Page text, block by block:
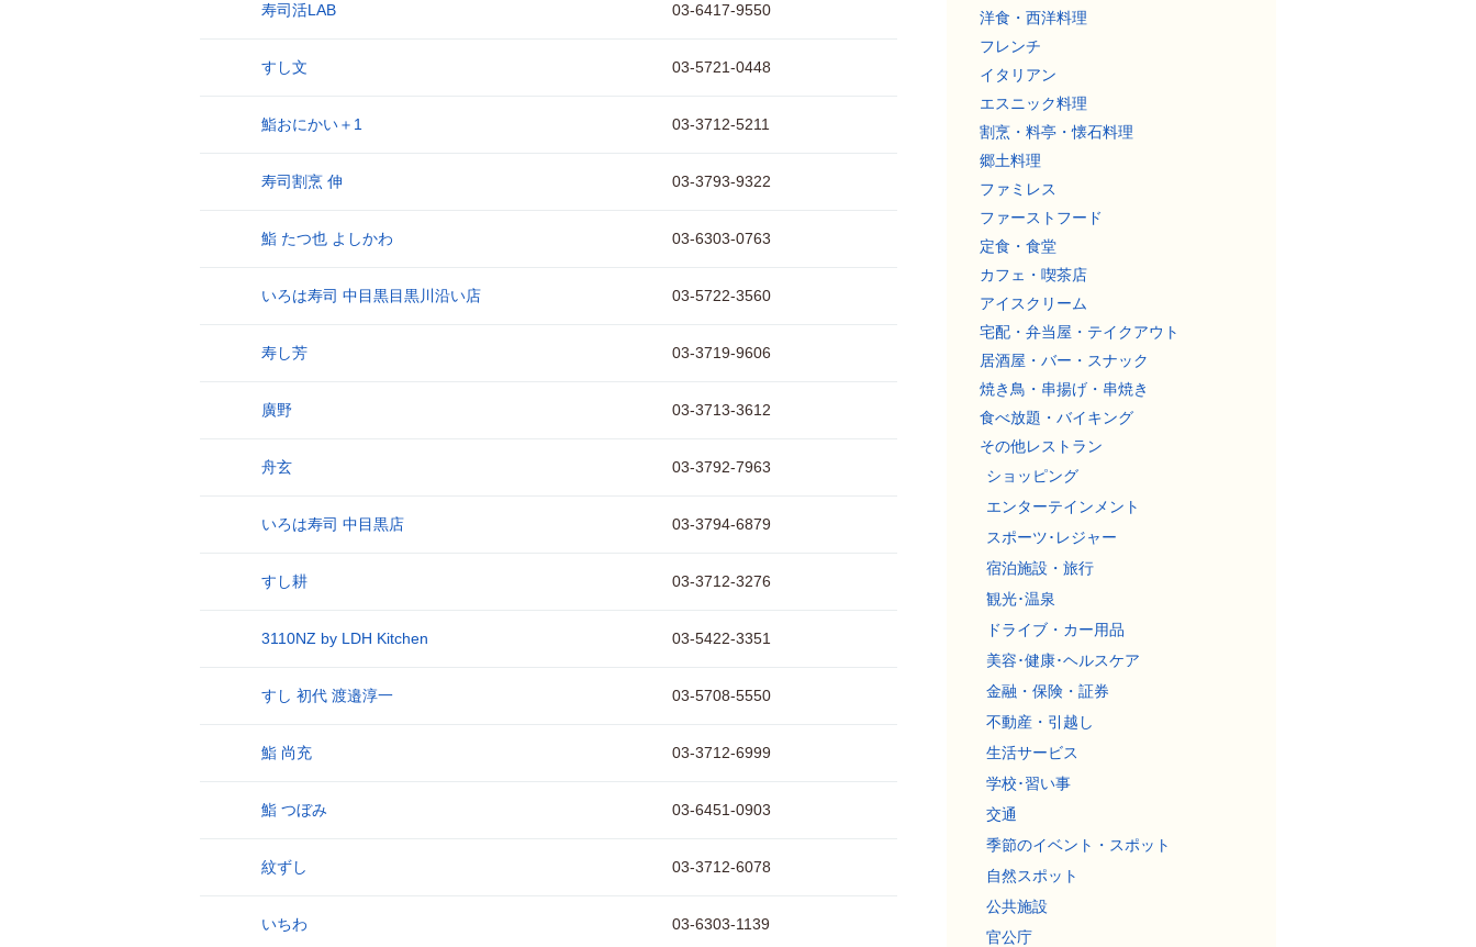
寿司活LAB 03-6417-9550
すし文 03-5721-0448
鮨おにかい＋1 03-3712-5211
寿司割烹 伸 03-3793-9322
鮨 たつ也 よしかわ 03-6303-0763
いろは寿司 中目黒目黒川沿い店 03-5722-3560
寿し芳 03-3719-9606
廣野 03-3713-3612
舟玄 03-3792-7963
いろは寿司 中目黒店 03-3794-6879
すし耕 03-3712-3276
3110NZ by LDH Kitchen 03-5422-3351
すし 初代 渡邉淳一 03-5708-5550
鮨 尚充 03-3712-6999
鮨 つぼみ 03-6451-0903
紋ずし 03-3712-6078
いちわ 03-6303-1139
洋食・西洋料理
フレンチ
イタリアン
エスニック料理
割烹・料亭・懐石料理
郷土料理
ファミレス
ファーストフード
定食・食堂
カフェ・喫茶店
アイスクリーム
宅配・弁当屋・テイクアウト
居酒屋・バー・スナック
焼き鳥・串揚げ・串焼き
食べ放題・バイキング
その他レストラン
ショッピング
エンターテインメント
スポーツ･レジャー
宿泊施設・旅行
観光･温泉
ドライブ・カー用品
美容･健康･ヘルスケア
金融・保険・証券
不動産・引越し
生活サービス
学校･習い事
交通
季節のイベント・スポット
自然スポット
公共施設
官公庁